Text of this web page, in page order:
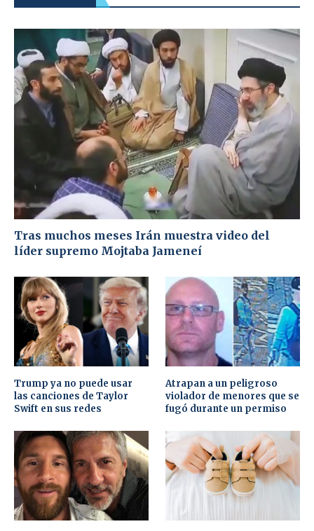
Tras muchos meses Irán muestra video del
líder supremo Mojtaba Jameneí
Trump ya no puede usar
las canciones de Taylor
Swift en sus redes
Atrapan a un peligroso
violador de menores que se
fugó durante un permiso